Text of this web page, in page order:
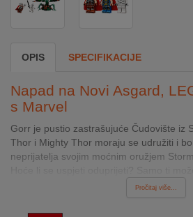
SECURITY
PC
GAME
INTERNO
OPIS SPECIFIKACIJE
Napad na Novi Asgard,
s Marvel
Gorr je pustio zastrašujuće Čudovište iz
Thor i Mighty Thor moraju se udružiti i
neprijatelja svojim moćnim oružjem
Pročitaj više...